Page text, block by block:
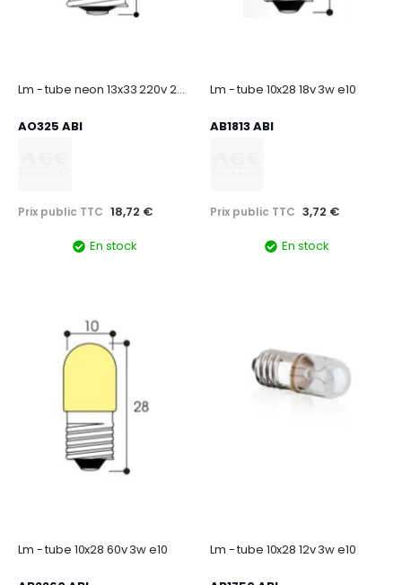
Lm - tube neon 13x33 220v 2ma e14
AO325 ABI
Prix public TTC 18,72 €
En stock
Lm - tube 10x28 18v 3w e10
AB1813 ABI
Prix public TTC 3,72 €
En stock
Lm - tube 10x28 60v 3w e10 Lm - tube 10x28 12v 3w e10